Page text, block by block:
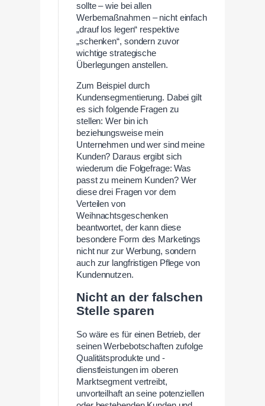
sollte – wie bei allen
Werbemaßnahmen – nicht einfach
„drauf los legen“ respektive
„schenken“, sondern zuvor
wichtige strategische
Überlegungen anstellen.
Zum Beispiel durch
Kundensegmentierung. Dabei gilt
es sich folgende Fragen zu
stellen: Wer bin ich
beziehungsweise mein
Unternehmen und wer sind meine
Kunden? Daraus ergibt sich
wiederum die Folgefrage: Was
passt zu meinem Kunden? Wer
diese drei Fragen vor dem
Verteilen von
Weihnachtsgeschenken
beantwortet, der kann diese
besondere Form des Marketings
nicht nur zur Werbung, sondern
auch zur langfristigen Pflege von
Kundennutzen.
Nicht an der falschen
Stelle sparen
So wäre es für einen Betrieb, der
seinen Werbebotschaften zufolge
Qualitätsprodukte und -
dienstleistungen im oberen
Marktsegment vertreibt,
unvorteilhaft an seine potenziellen